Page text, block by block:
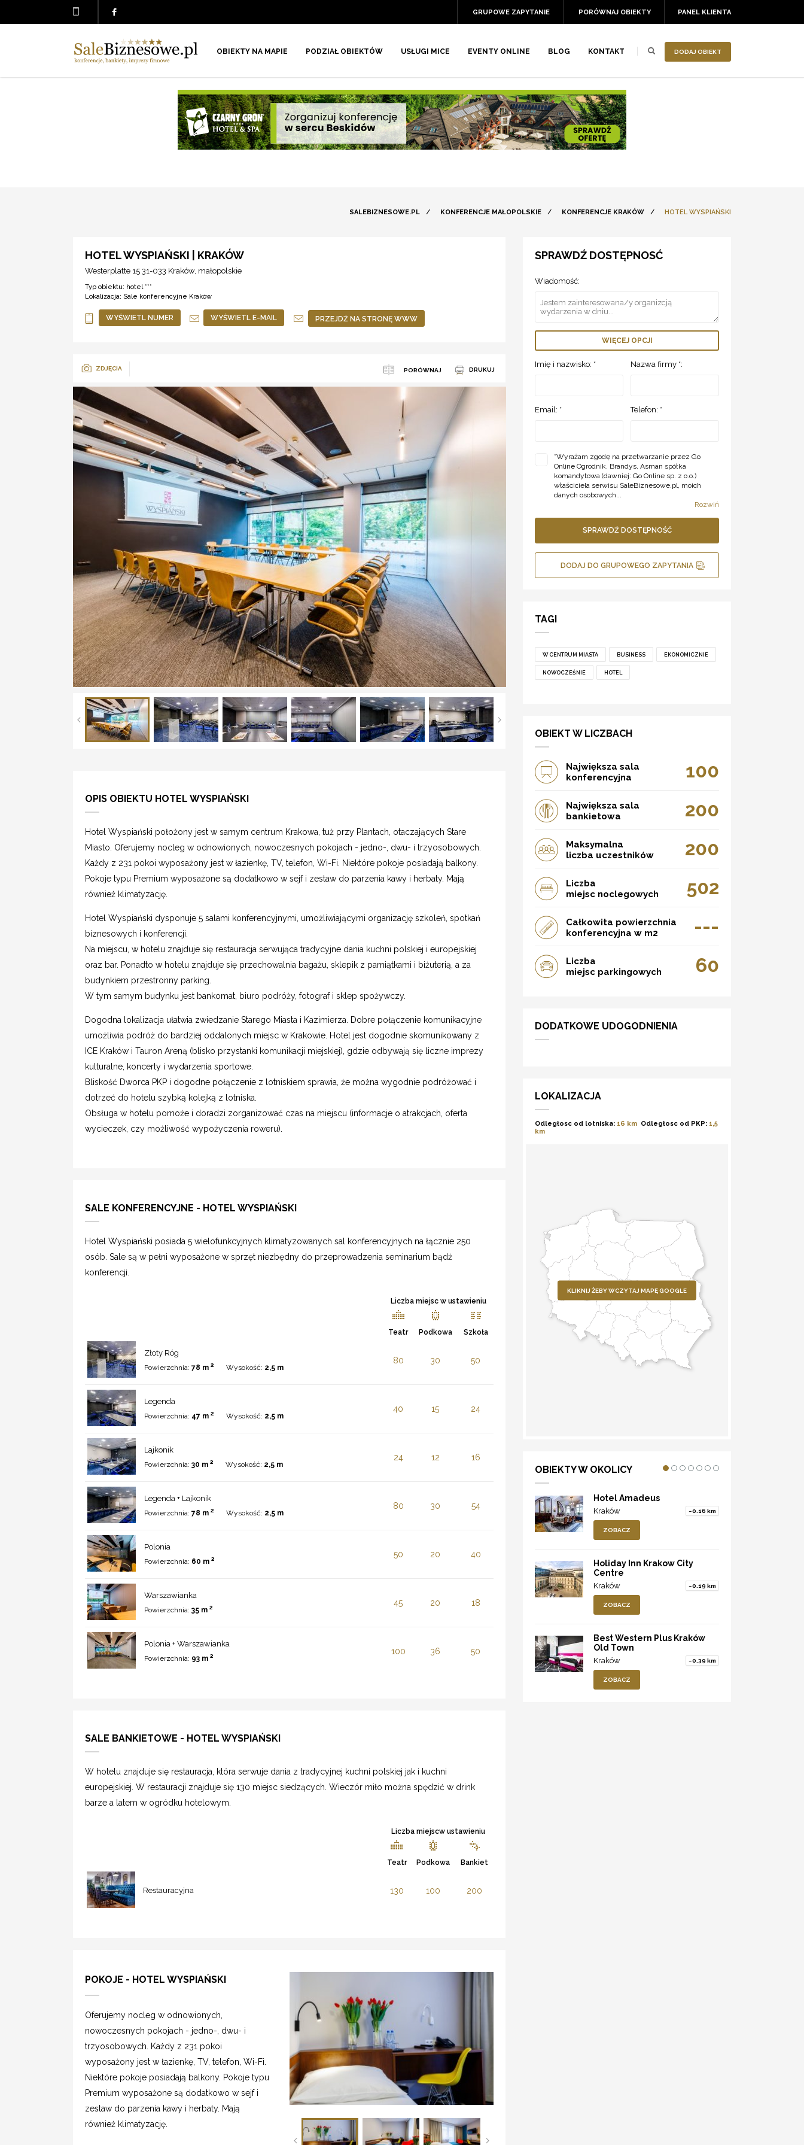
PANEL KLIENTA
PORÓWNAJ OBIEKTY
GRUPOWE ZAPYTANIE
DODAJ OBIEKT
OBIEKTY NA MAPIE PODZIAŁ OBIEKTÓW USŁUGI MICE EVENTY ONLINE BLOG KONTAKT
SALEBIZNESOWE.PL / KONFERENCJE MAŁOPOLSKIE / KONFERENCJE KRAKÓW / HOTEL WYSPIAŃSKI
HOTEL WYSPIAŃSKI | KRAKÓW
Westerplatte 15 31-033 Kraków, małopolskie
Typ obiektu: hotel ***
Lokalizacja: Sale konferencyjne Kraków
WYŚWIETL NUMER WYŚWIETL E-MAIL PRZEJDŹ NA STRONĘ WWW
ZDJĘCIA PORÓWNAJ DRUKUJ
OPIS OBIEKTU HOTEL WYSPIAŃSKI
Hotel Wyspiański położony jest w samym centrum Krakowa, tuż przy Plantach, otaczających Stare
Miasto. Oferujemy nocleg w odnowionych, nowoczesnych pokojach - jedno-, dwu- i trzyosobowych.
Każdy z 231 pokoi wyposażony jest w łazienkę, TV, telefon, Wi-Fi. Niektóre pokoje posiadają balkony.
Pokoje typu Premium wyposażone są dodatkowo w sejf i zestaw do parzenia kawy i herbaty. Mają
również klimatyzację.
Hotel Wyspiański dysponuje 5 salami konferencyjnymi, umożliwiającymi organizację szkoleń, spotkań
biznesowych i konferencji.
Na miejscu, w hotelu znajduje się restauracja serwująca tradycyjne dania kuchni polskiej i europejskiej
oraz bar. Ponadto w hotelu znajduje się przechowalnia bagażu, sklepik z pamiątkami i biżuterią, a za
budynkiem przestronny parking.
W tym samym budynku jest bankomat, biuro podróży, fotograf i sklep spożywczy.
Dogodna lokalizacja ułatwia zwiedzanie Starego Miasta i Kazimierza. Dobre połączenie komunikacyjne
umożliwia podróż do bardziej oddalonych miejsc w Krakowie. Hotel jest dogodnie skomunikowany z
ICE Kraków i Tauron Areną (blisko przystanki komunikacji miejskiej), gdzie odbywają się liczne imprezy
kulturalne, koncerty i wydarzenia sportowe.
Bliskość Dworca PKP i dogodne połączenie z lotniskiem sprawia, że można wygodnie podróżować i
dotrzeć do hotelu szybką kolejką z lotniska.
Obsługa w hotelu pomoże i doradzi zorganizować czas na miejscu (informacje o atrakcjach, oferta
wycieczek, czy możliwość wypożyczenia roweru).
SALE KONFERENCYJNE - HOTEL WYSPIAŃSKI
Hotel Wyspiański posiada 5 wielofunkcyjnych klimatyzowanych sal konferencyjnych na łącznie 250
osób. Sale są w pełni wyposażone w sprzęt niezbędny do przeprowadzenia seminarium bądź
konferencji.
Liczba miejsc w ustawieniu
Teatr Podkowa Szkoła
Złoty Róg
Powierzchnia: 78 m 2 Wysokość: 2,5 m
80 30 50
Legenda
Powierzchnia: 47 m 2 Wysokość: 2,5 m
40 15 24
Lajkonik
Powierzchnia: 30 m 2 Wysokość: 2,5 m
24 12 16
Legenda + Lajkonik
Powierzchnia: 78 m 2 Wysokość: 2,5 m
80 30 54
Polonia
Powierzchnia: 60 m 2 50 20 40
Warszawianka
Powierzchnia: 35 m 2 45 20 18
Polonia + Warszawianka
Powierzchnia: 93 m 2 100 36 50
SALE BANKIETOWE - HOTEL WYSPIAŃSKI
W hotelu znajduje się restauracja, która serwuje dania z tradycyjnej kuchni polskiej jak i kuchni
europejskiej. W restauracji znajduje się 130 miejsc siedzących. Wieczór miło można spędzić w drink
barze a latem w ogródku hotelowym.
Liczba miejscw ustawieniu
Teatr Podkowa Bankiet
Restauracyjna 130 100 200
POKOJE - HOTEL WYSPIAŃSKI
Oferujemy nocleg w odnowionych,
nowoczesnych pokojach - jedno-, dwu- i
trzyosobowych. Każdy z 231 pokoi
wyposażony jest w łazienkę, TV, telefon, Wi-Fi.
Niektóre pokoje posiadają balkony. Pokoje typu
Premium wyposażone są dodatkowo w sejf i
zestaw do parzenia kawy i herbaty. Mają
również klimatyzację.
SPRAWDŹ DOSTĘPNOSĆ
Wiadomość:
WIĘCEJ OPCJI
Imię i nazwisko: * Nazwa firmy *:
Email: * Telefon: *
*Wyrażam zgodę na przetwarzanie przez Go
Online Ogrodnik, Brandys, Asman spółka
komandytowa (dawniej: Go Online sp. z o.o.)
właściciela serwisu SaleBiznesowe.pl, moich
danych osobowych...
Rozwiń
SPRAWDŹ DOSTĘPNOŚĆ
DODAJ DO GRUPOWEGO ZAPYTANIA
TAGI
W CENTRUM MIASTA BUSINESS EKONOMICZNIE
NOWOCZEŚNIE HOTEL
OBIEKT W LICZBACH
Największa sala
konferencyjna
100
Największa sala
bankietowa
200
Maksymalna
liczba uczestników
200
Liczba
miejsc noclegowych
502
Całkowita powierzchnia
konferencyjna w m2
---
Liczba
miejsc parkingowych
60
DODATKOWE UDOGODNIENIA
LOKALIZACJA
Odległosc od lotniska: 16 km Odległosc od PKP: 1,5
km
KLIKNIJ ŻEBY WCZYTAJ MAPĘ GOOGLE
OBIEKTY W OKOLICY
Hotel Amadeus
Kraków ~0.16 km
ZOBACZ
Holiday Inn Krakow City
Centre
Kraków ~0.19 km
ZOBACZ
Best Western Plus Kraków
Old Town
Kraków ~0.39 km
ZOBACZ